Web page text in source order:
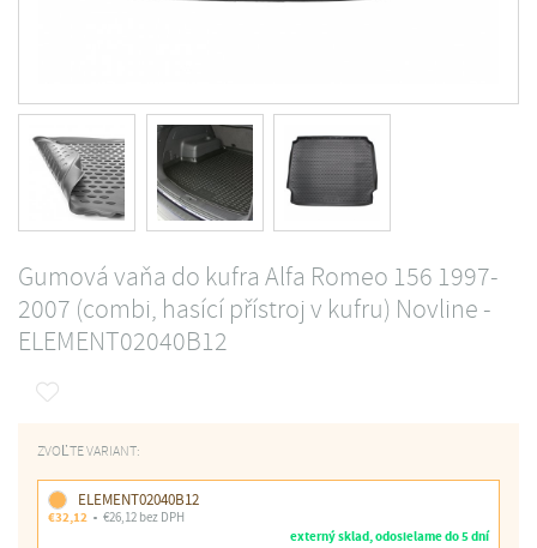
Gumová vaňa do kufra Alfa Romeo 156 1997-
2007 (combi, hasící přístroj v kufru) Novline -
ELEMENT02040B12
ZVOĽTE VARIANT:
ELEMENT02040B12
€32,12
€26,12 bez DPH
externý sklad, odosielame do 5 dní